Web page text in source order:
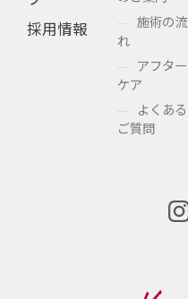
採用情報
施術の流
れ
アフター
ケア
よくある
ご質問